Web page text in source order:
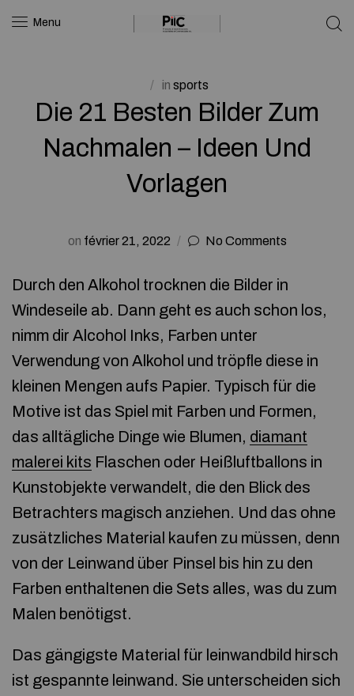
Menu
in sports
Die 21 Besten Bilder Zum
Nachmalen – Ideen Und
Vorlagen
on février 21, 2022 No Comments
Durch den Alkohol trocknen die Bilder in
Windeseile ab. Dann geht es auch schon los,
nimm dir Alcohol Inks, Farben unter
Verwendung von Alkohol und tröpfle diese in
kleinen Mengen aufs Papier. Typisch für die
Motive ist das Spiel mit Farben und Formen,
das alltägliche Dinge wie Blumen, diamant
malerei kits Flaschen oder Heißluftballons in
Kunstobjekte verwandelt, die den Blick des
Betrachters magisch anziehen. Und das ohne
zusätzliches Material kaufen zu müssen, denn
von der Leinwand über Pinsel bis hin zu den
Farben enthaltenen die Sets alles, was du zum
Malen benötigst.
Das gängigste Material für leinwandbild hirsch
ist gespannte leinwand. Sie unterscheiden sich